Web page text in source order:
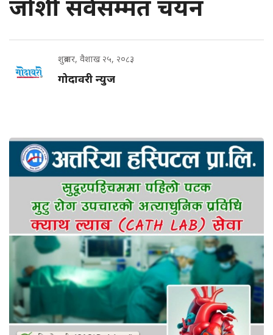
जोशी सर्वसम्मत चयन
शुक्रबार, वैशाख २५, २०८३
गोदावरी न्युज